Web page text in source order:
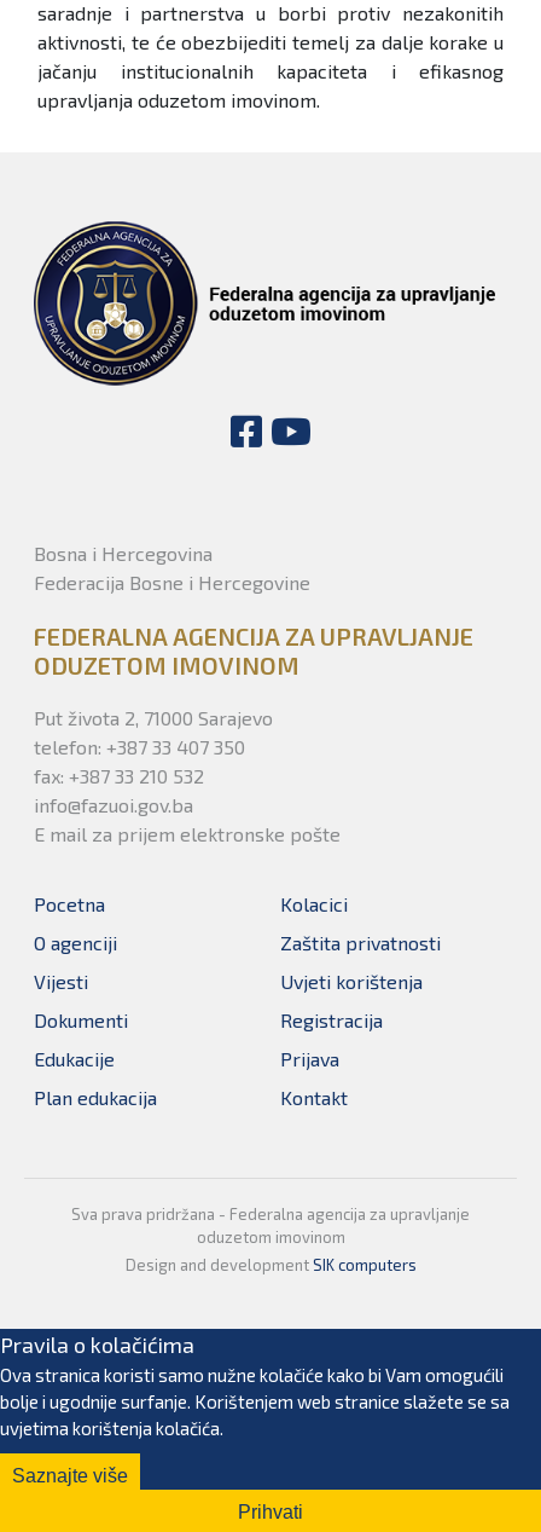
saradnje i partnerstva u borbi protiv nezakonitih
aktivnosti, te će obezbijediti temelj za dalje korake u
jačanju institucionalnih kapaciteta i efikasnog
upravljanja oduzetom imovinom.
Bosna i Hercegovina
Federacija Bosne i Hercegovine
FEDERALNA AGENCIJA ZA UPRAVLJANJE
ODUZETOM IMOVINOM
Put života 2, 71000 Sarajevo
telefon: +387 33 407 350
fax: +387 33 210 532
info@fazuoi.gov.ba
E mail za prijem elektronske pošte
Pocetna
O agenciji
Vijesti
Dokumenti
Edukacije
Plan edukacija
Kolacici
Zaštita privatnosti
Uvjeti korištenja
Registracija
Prijava
Kontakt
Sva prava pridržana - Federalna agencija za upravljanje
oduzetom imovinom
Design and developmentSIK computers
Pravila o kolačićima
Ova stranica koristi samo nužne kolačiće kako bi Vam omogućili
bolje i ugodnije surfanje. Korištenjem web stranice slažete se sa
uvjetima korištenja kolačića.
Saznajte više
Prihvati